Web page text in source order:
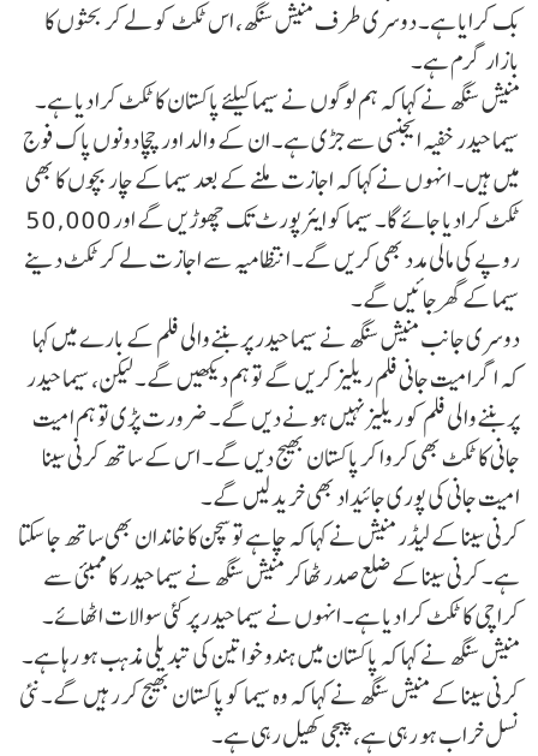
بک کرایا ہے۔ دوسری طرف منیش سنگھ، اس ٹکٹ کو لے کر بحثوں کا
بازار گرم ہے۔
منیش سنگھ نے کہا کہ ہم لوگوں نے سیما کیلئے پاکستان کا ٹکٹ کرا دیا ہے۔
سیما حیدر خفیہ ایجنسی سے جڑی ہے۔ ان کے والد اور چچا دونوں پاک فوج
میں ہیں۔ انہوں نے کہا کہ اجازت ملنے کے بعد سیما کے چار بچوں کا بھی
ٹکٹ کرادیا جائے گا۔ سیما کو ایئرپورٹ تک چھوڑیں گے اور 50,000
روپے کی مالی مدد بھی کریں گے۔ انتظامیہ سے اجازت لے کر ٹکٹ دینے
سیما کے گھر جائیں گے۔
دوسری جانب منیش سنگھ نے سیما حیدر پر بننے والی فلم کے بارے میں کہا
کہ اگر امیت جانی فلم ریلیز کریں گے تو ہم دیکھیں گے۔ لیکن، سیما حیدر
پر بننے والی فلم کو ریلیز نہیں ہونے دیں گے۔ ضرورت پڑی تو ہم امیت
جانی کا ٹکٹ بھی کروا کر پاکستان بھیج دیں گے۔ اس کے ساتھ کرنی سینا
امیت جانی کی پوری جائیداد بھی خرید لیں گے۔
کرنی سینا کے لیڈر منیش نے کہا کہ چاہے تو سچن کا خاندان بھی ساتھ جا سکتا
ہے۔ کرنی سینا کے ضلع صدر ٹھاکر منیش سنگھ نے سیما حیدر کا ممبئی سے
کراچی کا ٹکٹ کرا دیا ہے۔ انہوں نے سیما حیدر پر کئی سوالات اٹھائے۔
منیش سنگھ نے کہا کہ پاکستان میں ہندو خواتین کی تبدیلی مذہب ہو رہا ہے۔
کرنی سینا کے منیش سنگھ نے کہا کہ وہ سیما کو پاکستان بھیج کر رہیں گے۔ نئی
نسل خراب ہو رہی ہے، پبجی کھیل رہی ہے۔